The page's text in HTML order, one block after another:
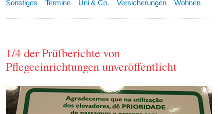
Sonstiges
Termine Uni & Co. Versicherungen Wohnen
1/4 der Prüfberichte von
Pflegeeinrichtungen unveröffentlicht